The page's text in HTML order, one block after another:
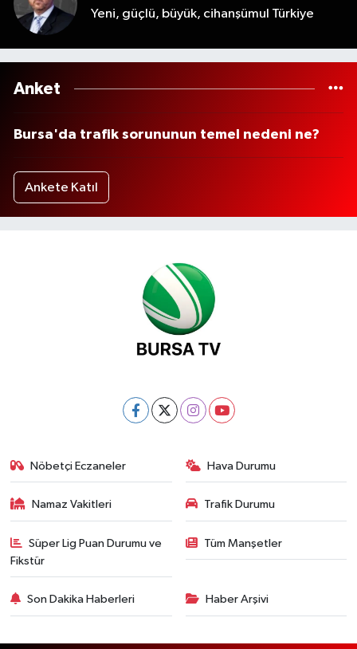
Yeni, güçlü, büyük, cihanşümul Türkiye
Anket
Bursa'da trafik sorununun temel nedeni ne?
Ankete Katıl
Nöbetçi Eczaneler Hava Durumu
Namaz Vakitleri Trafik Durumu
Süper Lig Puan Durumu ve
Fikstür
Tüm Manşetler
Son Dakika Haberleri Haber Arşivi